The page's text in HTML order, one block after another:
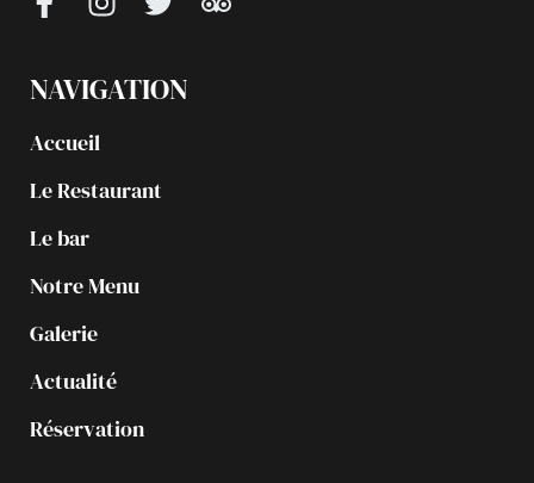
NAVIGATION
Accueil
Le Restaurant
Le bar
Notre Menu
Galerie
Actualité
Réservation